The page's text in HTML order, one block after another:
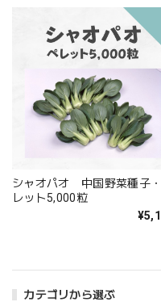
カテゴリから選ぶ
シャオパオ 中国野菜種子
レット5,000粒